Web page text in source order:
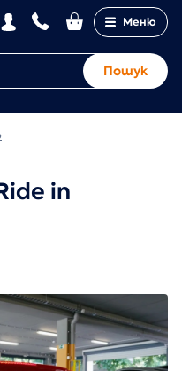
Меню
Пошук
in